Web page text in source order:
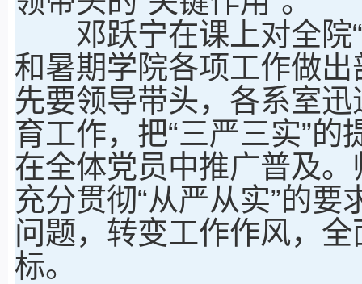
邓跃宁在课上对全院“
和暑期学院各项工作做
先要领导带头，各系室
育工作，把“三严三实”
在全体党员中推广普及
充分贯彻“从严从实”的要
问题，转变工作作风，
标。